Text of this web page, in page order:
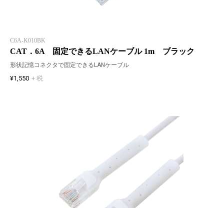
C6A-K010BK
CAT．6A 固定できるLANケーブル 1m ブラック
形状記憶コネクタで固定できるLANケーブル
¥1,550 + 税